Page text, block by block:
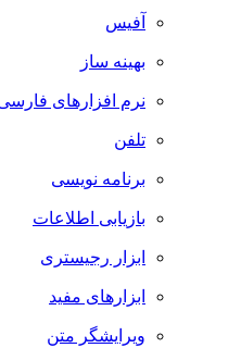
آفیس
بهینه ساز
نرم افزارهای
تلفن
برنامه نویسی
بازیابی اطلاعات
ابزار رجیستری
ابزارهای مفید
ویرایشگر متن